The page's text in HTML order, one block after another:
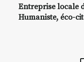
Entreprise locale
Humaniste, éco-